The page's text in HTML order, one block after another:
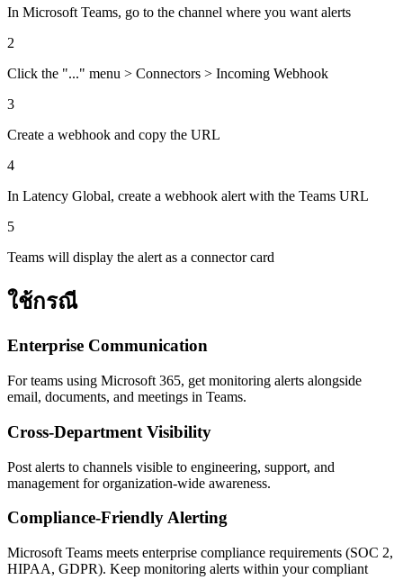
In Microsoft Teams, go to the channel where you want alerts
2
Click the "..." menu > Connectors > Incoming Webhook
3
Create a webhook and copy the URL
4
In Latency Global, create a webhook alert with the Teams URL
5
Teams will display the alert as a connector card
ใช้กรณี
Enterprise Communication
For teams using Microsoft 365, get monitoring alerts alongside
email, documents, and meetings in Teams.
Cross-Department Visibility
Post alerts to channels visible to engineering, support, and
management for organization-wide awareness.
Compliance-Friendly Alerting
Microsoft Teams meets enterprise compliance requirements (SOC 2,
HIPAA, GDPR). Keep monitoring alerts within your compliant